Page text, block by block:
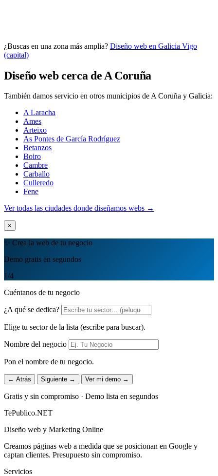
Quiero mi panel
¿Buscas en una zona más amplia? Diseño web en Galicia Vigo
(capital)
Diseño web cerca de A Coruña
También damos servicio en otros municipios de A Coruña y Galicia:
A Laracha
Ames
Arteixo
As Pontes de García Rodríguez
Betanzos
Boiro
Cambre
Carballo
Culleredo
Fene
Ver todas las ciudades donde diseñamos webs →
×
✨ Crea la web de tu negocio
Demo gratis en segundos
1/4
Cuéntanos de tu negocio
¿A qué se dedica?
Elige tu sector de la lista (escribe para buscar).
Nombre del negocio
Pon el nombre de tu negocio.
← Atrás Siguiente → Ver mi demo →
Gratis y sin compromiso · Demo lista en segundos
TePublico.NET
Diseño web y Marketing Online
Creamos páginas web a medida que se posicionan en Google y
captan clientes. Presupuesto sin compromiso.
Servicios